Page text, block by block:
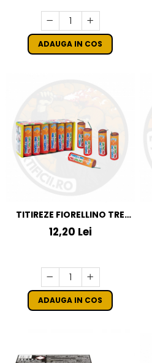
ADAUGA IN COS
TITIREZE FIORELLINO TRE
COLORI
12,20 Lei
ADAUGA IN COS